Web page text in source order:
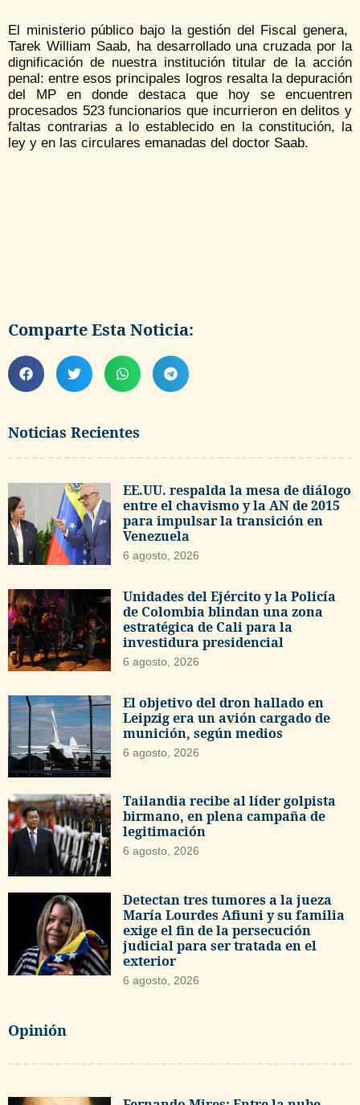
Noticias Recientes
EE.UU. respalda la mesa de diálogo
entre el chavismo y la AN de 2015
para impulsar la transición en
Venezuela
6 agosto, 2026
Unidades del Ejército y la Policía
de Colombia blindan una zona
estratégica de Cali para la
investidura presidencial
6 agosto, 2026
El objetivo del dron hallado en
Leipzig era un avión cargado de
munición, según medios
6 agosto, 2026
Tailandia recibe al líder golpista
birmano, en plena campaña de
legitimación
6 agosto, 2026
Detectan tres tumores a la jueza
María Lourdes Afiuni y su familia
exige el fin de la persecución
judicial para ser tratada en el
exterior
6 agosto, 2026
Opinión
El ministerio público bajo la gestión del Fiscal genera,
Tarek William Saab, ha desarrollado una cruzada por la
dignificación de nuestra institución titular de la acción
penal: entre esos principales logros resalta la depuración
del MP en donde destaca que hoy se encuentren
procesados 523 funcionarios que incurrieron en delitos y
faltas contrarias a lo establecido en la constitución, la
ley y en las circulares emanadas del doctor Saab.
Comparte Esta Noticia: